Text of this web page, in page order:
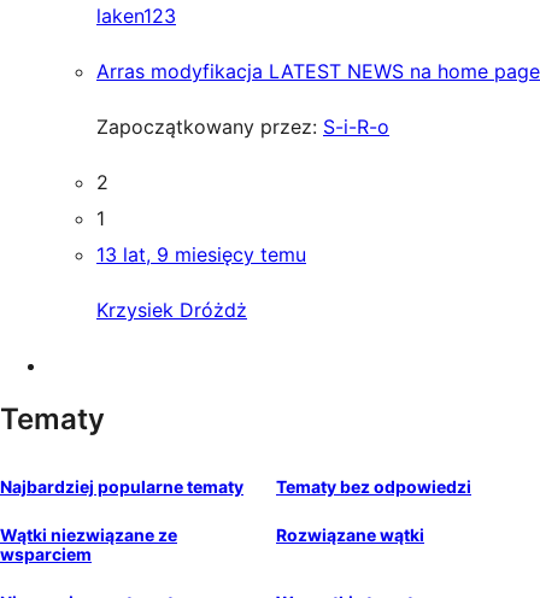
laken123
Arras modyfikacja LATEST NEWS na home page
Zapoczątkowany przez: S-i-R-o
2
1
13 lat, 9 miesięcy temu
Krzysiek Dróżdż
Tematy
Najbardziej popularne tematy Tematy bez odpowiedzi
Wątki niezwiązane ze
wsparciem
Rozwiązane wątki